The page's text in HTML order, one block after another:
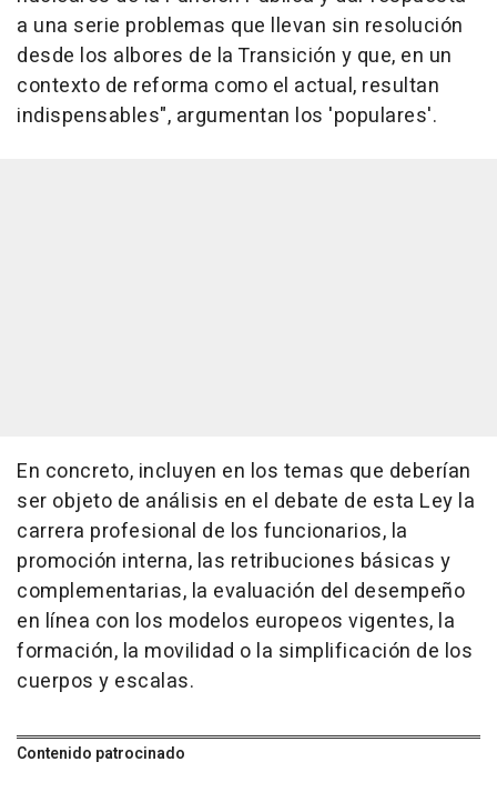
a una serie problemas que llevan sin resolución
desde los albores de la Transición y que, en un
contexto de reforma como el actual, resultan
indispensables", argumentan los 'populares'.
En concreto, incluyen en los temas que deberían
ser objeto de análisis en el debate de esta Ley la
carrera profesional de los funcionarios, la
promoción interna, las retribuciones básicas y
complementarias, la evaluación del desempeño
en línea con los modelos europeos vigentes, la
formación, la movilidad o la simplificación de los
cuerpos y escalas.
Contenido patrocinado